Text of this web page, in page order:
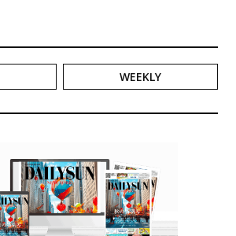
WEEKLY